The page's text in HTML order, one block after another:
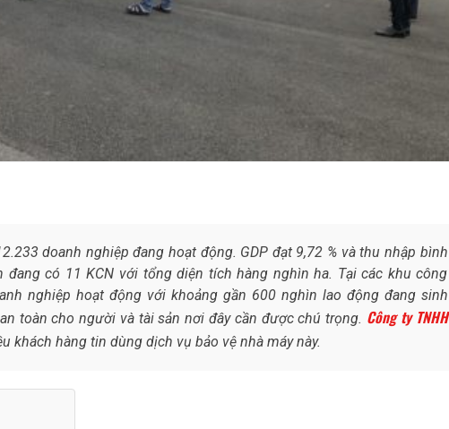
doanh nghiệp đang hoạt động. GDP đạt 9,72 % và thu nhập bình
đang có 11 KCN với tổng diện tích hàng nghìn ha. Tại các khu công
nghiệp hoạt động với khoảng gần 600 nghìn lao động đang sinh
toàn cho người và tài sản nơi đây cần được chú trọng. Công ty TNHH
khách hàng tin dùng dịch vụ bảo vệ nhà máy này.